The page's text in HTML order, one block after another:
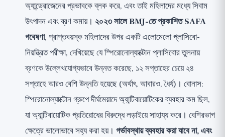
অ্যান্ড্রোজেনের প্রভাবকে ব্লক করে, এবং তাই মহিলাদের মধ্যে সিবাম
উৎপাদন এবং ব্রণ কমায়। ২০২৩ সালে BMJ-তে প্রকাশিত SAFA
গবেষণা, প্রাপ্তবয়স্ক মহিলাদের উপর একটি এলোমেলো প্লাসিবো-
নিয়ন্ত্রিত পরীক্ষা, দেখিয়েছে যে স্পিরোনোল্যাক্টোন প্লাসিবোর তুলনায়
ব্রণকে উল্লেখযোগ্যভাবে উন্নত করেছে, ১২ সপ্তাহের চেয়ে ২৪
সপ্তাহে আরও বেশি উন্নতি হয়েছে (অর্থাৎ, আবারও, ধৈর্য)। বোনাস:
স্পিরোনোল্যাক্টোন গ্রুপে দীর্ঘমেয়াদে অ্যান্টিবায়োটিকের ব্যবহার কম ছিল,
যা অ্যান্টিবায়োটিক প্রতিরোধের বিরুদ্ধে লড়াইয়ে সাহায্য করে। বেশিরভাগ
ক্ষেত্রে ভালোভাবে সহ্য করা হয়। গর্ভাবস্থায় ব্যবহার করা যাবে না, এবং